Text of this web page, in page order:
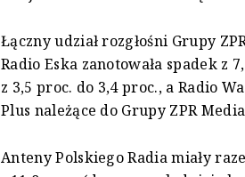
Łączny udział rozgłośni Grupy
Radio Eska zanotowała spadek z
z 3,5 proc. do 3,4 proc., a Radio
Plus należące do Grupy ZPR
Anteny Polskiego Radia miały